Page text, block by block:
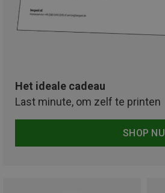
Het ideale cadeau
Last minute, om zelf te printen
SHOP NU